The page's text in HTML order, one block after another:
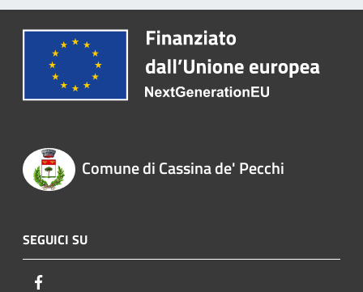
Comune di Cassina de' Pecchi
SEGUICI SU